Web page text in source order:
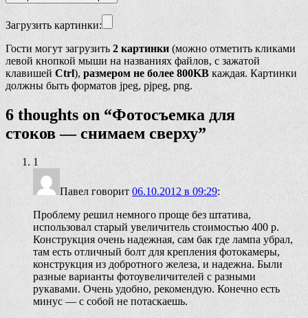
Загрузить картинки:
Гости могут загрузить 2 картинки (можно отметить кликами
левой кнопкой мыши на названиях файлов, с зажатой
клавишей Ctrl), размером не более 800KB каждая. Картинки
должны быть форматов jpeg, pjpeg, png.
6 thoughts on “Фотосъемка для
стоков — снимаем сверху”
1
Павел говорит 06.10.2012 в 09:29:
Проблему решил немного проще без штатива,
использовал старый увеличитель стоимостью 400 р.
Конструкция очень надежная, сам бак где лампа убрал,
там есть отличный болт для крепления фотокамеры,
конструкция из добротного железа, и надежна. Были
разные варианты фотоувеличителей с разными
рукавами. Очень удобно, рекомендую. Конечно есть
минус — с собой не потаскаешь.